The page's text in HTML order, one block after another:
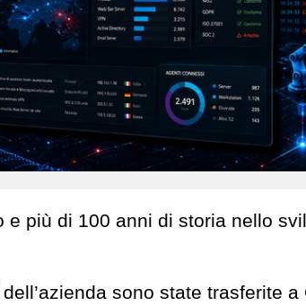
più di 100 anni di storia nello
sono state trasferite a